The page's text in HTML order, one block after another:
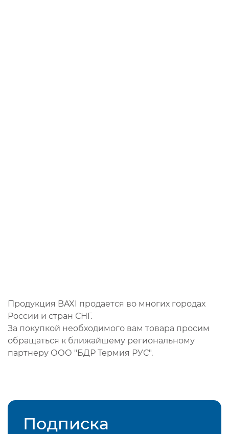
Продукция BAXI продается во многих городах
России и стран СНГ.
За покупкой необходимого вам товара просим
обращаться к ближайшему региональному
партнеру ООО "БДР Термия РУС".
Подписка